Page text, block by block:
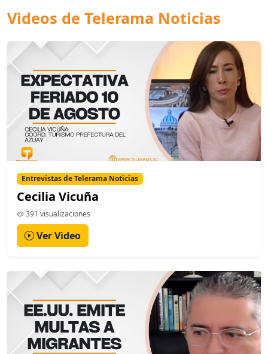
Videos de Telerama Noticias
Entrevistas de Telerama Noticias
Cecilia Vicuña
391 visualizaciones
Ver Video